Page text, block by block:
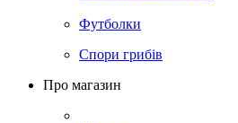
Футболки
Спори грибів
Про магазин